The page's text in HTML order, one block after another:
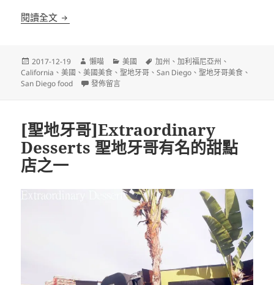
閱讀全文 [聖地牙哥]In-N-Out Burger 美國加州知名連瑣漢堡
發
佈
日
2017-12-19
作
者
懶喵
分
類
美國
標
籤
加州 、加利福尼亞州 、
California 、美國 、美國美食 、聖地牙哥 、San Diego 、聖地牙哥美食 、
San Diego food
在〈[聖地牙哥]In-N-Out Burger 美國加州知名連瑣漢堡
發佈留言
[聖地牙哥]Extraordinary
Desserts 聖地牙哥有名的甜點
店之一